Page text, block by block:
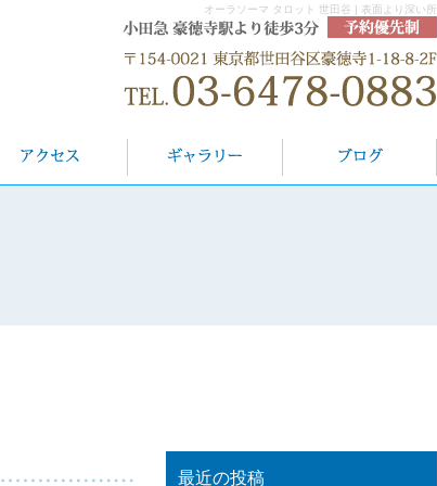
オーラソーマ タロット 世田谷 | 表面より深い所
最近の投稿